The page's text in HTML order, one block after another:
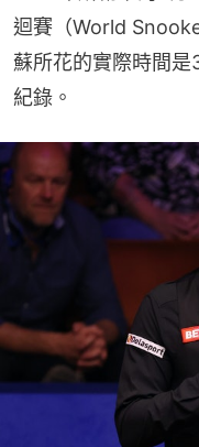
迴賽（World
蘇所花的實際時間
紀錄。